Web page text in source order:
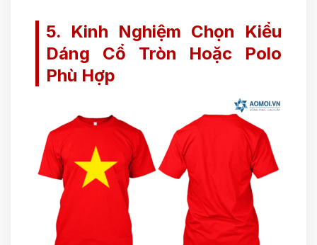
5. Kinh Nghiệm Chọn Kiểu
Dáng Cổ Tròn Hoặc Polo
Phù Hợp